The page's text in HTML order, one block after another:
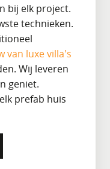
bij elk project.
technieken.
van luxe villa's
Wij leveren
geniet.
prefab huis